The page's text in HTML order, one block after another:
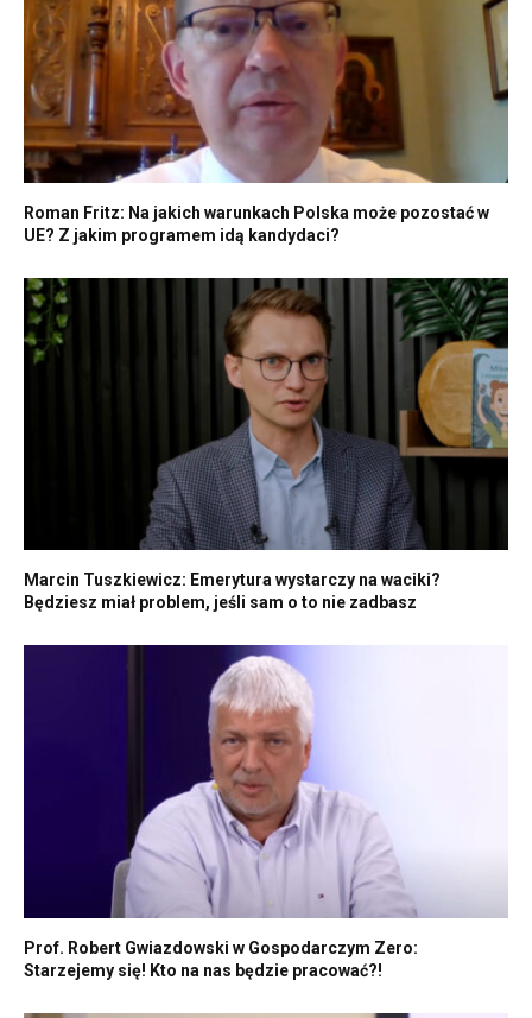
Roman Fritz: Na jakich warunkach Polska może pozostać w
UE? Z jakim programem idą kandydaci?
Marcin Tuszkiewicz: Emerytura wystarczy na waciki?
Będziesz miał problem, jeśli sam o to nie zadbasz
Prof. Robert Gwiazdowski w Gospodarczym Zero:
Starzejemy się! Kto na nas będzie pracować?!